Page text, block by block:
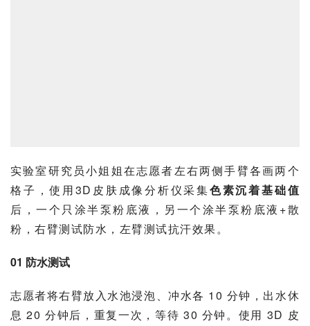
实验室研究员小姐姐在志愿者左右两侧手臂各画两个
格子，使用3D皮肤成像分析仪采集色素沉着基础值
后，一个只涂半泵粉底液，另一个涂半泵粉底液+散
粉，右臂测试防水，左臂测试抗汗效果。
01 防水测试
志愿者将右臂放入水池浸泡、冲水各 10 分钟，出水休
息 20 分钟后，重复一次，等待 30 分钟。使用 3D 皮